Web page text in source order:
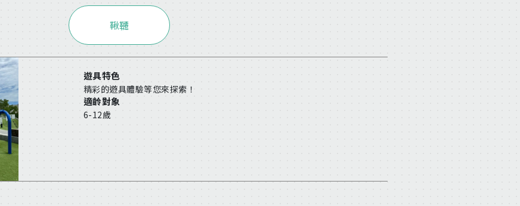
鞦韆
遊具特色
精彩的遊具體驗等您來探索！
適齡對象
6-12歲